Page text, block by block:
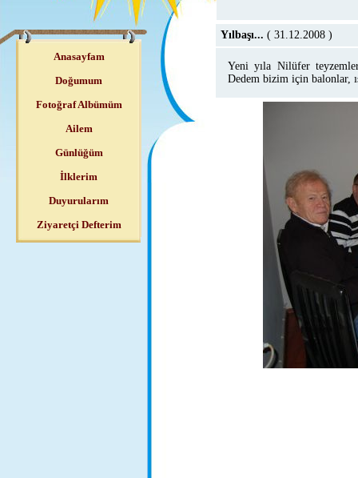
Anasayfam
Doğumum
Fotoğraf Albümüm
Ailem
Günlüğüm
İlklerim
Duyurularım
Ziyaretçi Defterim
Yılbaşı... ( 31.12.2008 )
Yeni yıla Nilüfer
Dedem bizim için balonlar,